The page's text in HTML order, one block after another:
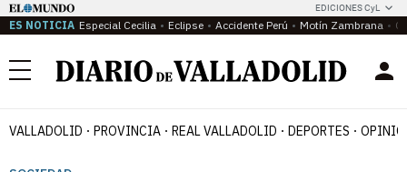
EDICIONES CyL
ES NOTICIA Especial Cecilia Eclipse Accidente Perú Motín Zambrana
Menú
VALLADOLID PROVINCIA REAL VALLADOLID DEPORTES